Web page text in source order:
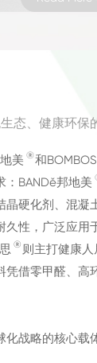
态、健康环保
美 ®和
：BANDě邦地美
晶硬化剂、混凝
久性，广泛应用
® 则主打健康
凭借零甲醛、高
化战略的核心载